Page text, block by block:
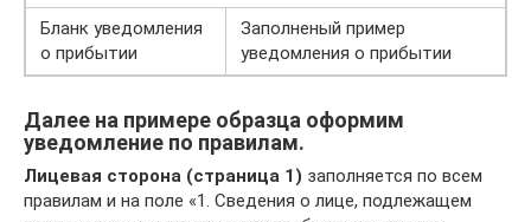
Бланк уведомления
о прибытии
Заполненый пример
уведомления о прибытии
Далее на примере образца оформим
уведомление по правилам.
Лицевая сторона (страница 1) заполняется по всем
правилам и на поле «1. Сведения о лице, подлежащем